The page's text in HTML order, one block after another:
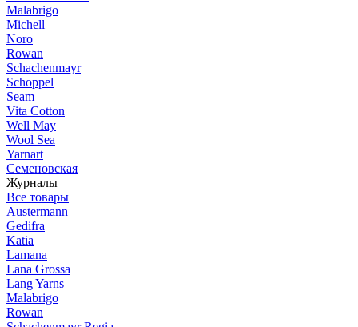
Malabrigo
Michell
Noro
Rowan
Schachenmayr
Schoppel
Seam
Vita Cotton
Well May
Wool Sea
Yarnart
Семеновская
Журналы
Все товары
Austermann
Gedifra
Katia
Lamana
Lana Grossa
Lang Yarns
Malabrigo
Rowan